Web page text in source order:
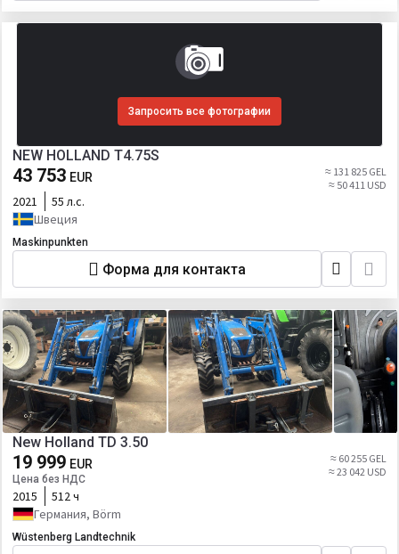
Запросить все фотографии
NEW HOLLAND T4.75S
43 753 EUR
≈ 131 825 GEL
≈ 50 411 USD
2021
55 л.с.
Швеция
Maskinpunkten
Форма для контакта
New Holland TD 3.50
19 999 EUR
Цена без НДС
≈ 60 255 GEL
≈ 23 042 USD
2015
512 ч
Германия, Börm
Wüstenberg Landtechnik